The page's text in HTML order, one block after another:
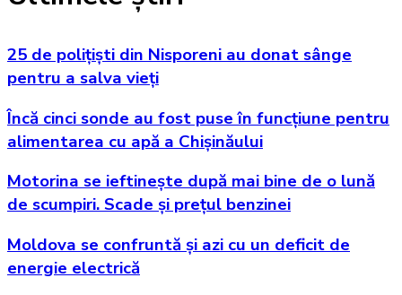
25 de polițiști din Nisporeni au donat sânge
pentru a salva vieți
Încă cinci sonde au fost puse în funcțiune pentru
alimentarea cu apă a Chișinăului
Motorina se ieftinește după mai bine de o lună
de scumpiri. Scade și prețul benzinei
Moldova se confruntă și azi cu un deficit de
energie electrică